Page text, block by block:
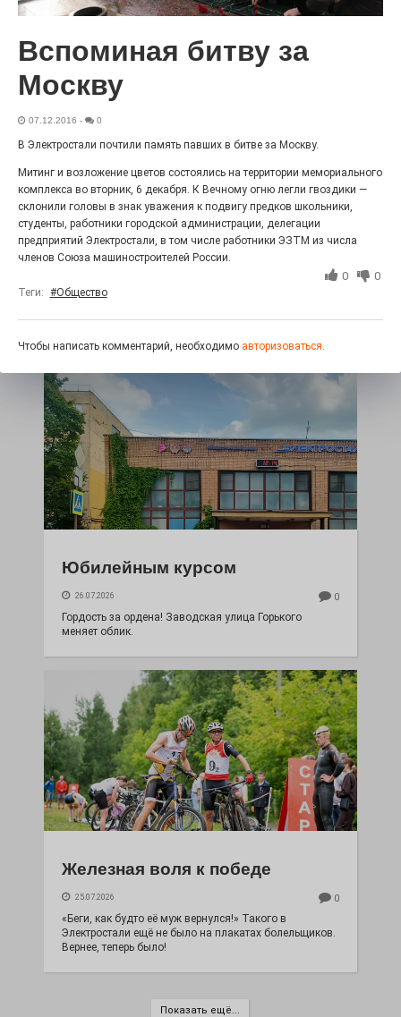
27.07.2026
дважды порадует проект «Районы-кварталы».
Юбилейным курсом
26.07.2026 0
Гордость за ордена! Заводская улица Горького
меняет облик.
Железная воля к победе
25.07.2026 0
«Беги, как будто её муж вернулся!» Такого в
Электростали ещё не было на плакатах болельщиков.
Вернее, теперь было!
Показать ещё...
Вспоминая битву за
Москву
07.12.2016 - 0
В Электростали почтили память павших в битве за Москву.
Митинг и возложение цветов состоялись на территории мемориального
комплекса во вторник, 6 декабря. К Вечному огню легли гвоздики —
склонили головы в знак уважения к подвигу предков школьники,
студенты, работники городской администрации, делегации
предприятий Электростали, в том числе работники ЭЗТМ из числа
членов Союза машиностроителей России.
0 0
Теги: #Общество
Чтобы написать комментарий, необходимо авторизоваться.